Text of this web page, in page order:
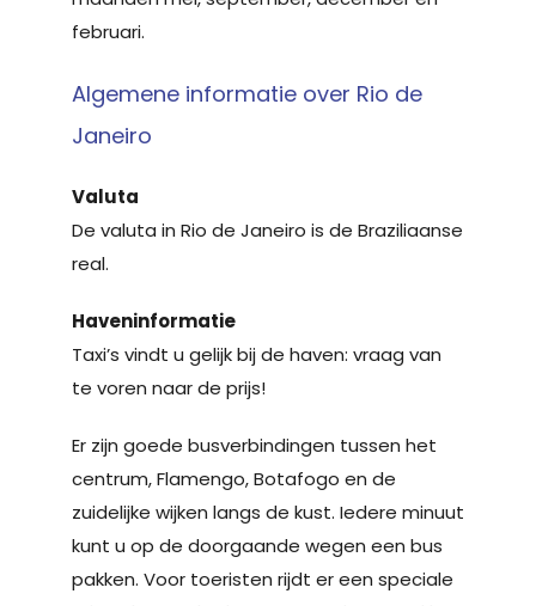
februari.
Algemene informatie over Rio de
Janeiro
Valuta
De valuta in Rio de Janeiro is de Braziliaanse
real.
Haveninformatie
Taxi’s vindt u gelijk bij de haven: vraag van
te voren naar de prijs!
Er zijn goede busverbindingen tussen het
centrum, Flamengo, Botafogo en de
zuidelijke wijken langs de kust. Iedere minuut
kunt u op de doorgaande wegen een bus
pakken. Voor toeristen rijdt er een speciale